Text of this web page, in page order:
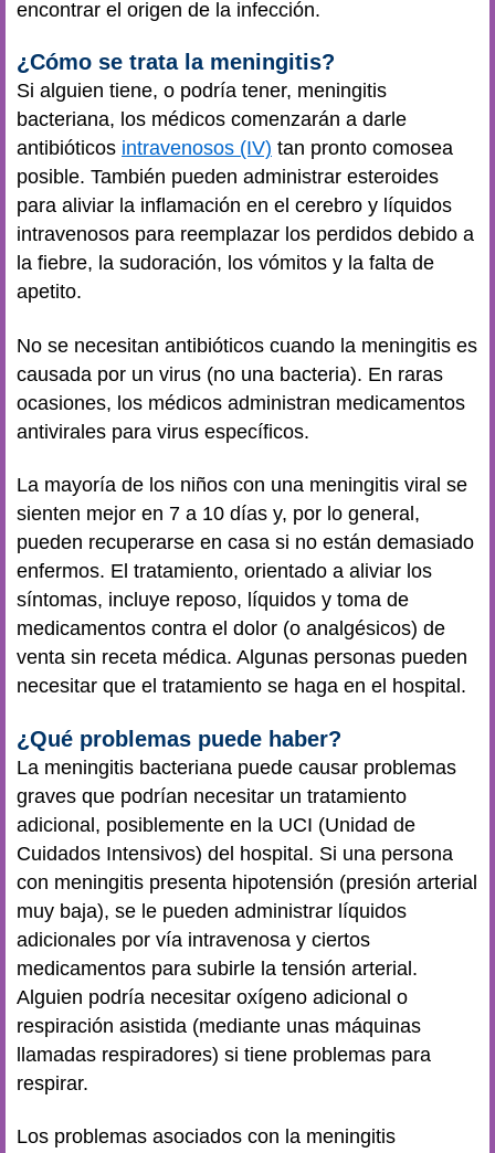
encontrar el origen de la infección.
¿Cómo se trata la meningitis?
Si alguien tiene, o podría tener, meningitis
bacteriana, los médicos comenzarán a darle
antibióticos intravenosos (IV) tan pronto comosea
posible. También pueden administrar esteroides
para aliviar la inflamación en el cerebro y líquidos
intravenosos para reemplazar los perdidos debido a
la fiebre, la sudoración, los vómitos y la falta de
apetito.
No se necesitan antibióticos cuando la meningitis es
causada por un virus (no una bacteria). En raras
ocasiones, los médicos administran medicamentos
antivirales para virus específicos.
La mayoría de los niños con una meningitis viral se
sienten mejor en 7 a 10 días y, por lo general,
pueden recuperarse en casa si no están demasiado
enfermos. El tratamiento, orientado a aliviar los
síntomas, incluye reposo, líquidos y toma de
medicamentos contra el dolor (o analgésicos) de
venta sin receta médica. Algunas personas pueden
necesitar que el tratamiento se haga en el hospital.
¿Qué problemas puede haber?
La meningitis bacteriana puede causar problemas
graves que podrían necesitar un tratamiento
adicional, posiblemente en la UCI (Unidad de
Cuidados Intensivos) del hospital. Si una persona
con meningitis presenta hipotensión (presión arterial
muy baja), se le pueden administrar líquidos
adicionales por vía intravenosa y ciertos
medicamentos para subirle la tensión arterial.
Alguien podría necesitar oxígeno adicional o
respiración asistida (mediante unas máquinas
llamadas respiradores) si tiene problemas para
respirar.
Los problemas asociados con la meningitis